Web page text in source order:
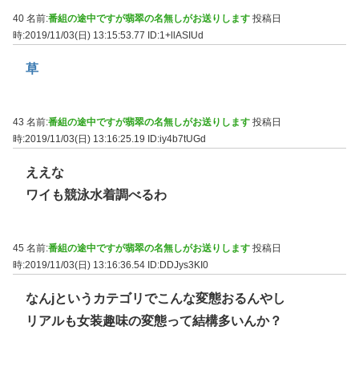
40 名前:番組の途中ですが翡翠の名無しがお送りします 投稿日
時:2019/11/03(日) 13:15:53.77
ID:1+llASIUd
草
43 名前:番組の途中ですが翡翠の名無しがお送りします 投稿日
時:2019/11/03(日) 13:16:25.19
ID:iy4b7tUGd
ええな
ワイも競泳水着調べるわ
45 名前:番組の途中ですが翡翠の名無しがお送りします 投稿日
時:2019/11/03(日) 13:16:36.54 ID:DDJys3KI0
なんjというカテゴリでこんな変態おるんやし
リアルも女装趣味の変態って結構多いんか？